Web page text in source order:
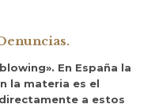
En España la
la materia es el
a estos